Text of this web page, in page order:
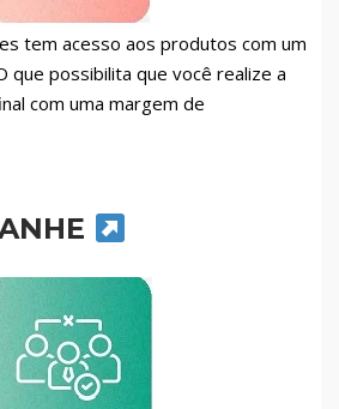
tem acesso aos produtos com um
que possibilita que você realize a
com uma margem de